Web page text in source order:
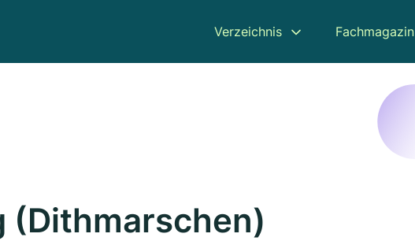
Verzeichnis Fachmagazin
(Dithmarschen)